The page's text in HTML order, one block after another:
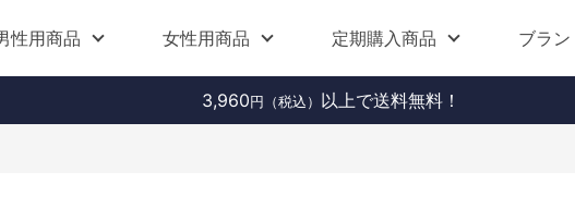
性用商品 女性用商品 定期購入商品 ブラン
3,960 円（税込） 以上で送料無料！